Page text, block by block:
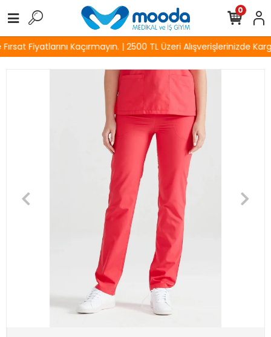
Fiyatlarını Kaçırmayın. | 2500 TL Üzeri Alışverişlerinizde
0